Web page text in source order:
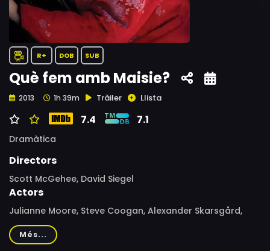
R+ DOB SUB
Què fem amb Maisie?
2013 1h 39m Tràiler Llista
7.4 7.1
Dramàtica
Directors
Scott McGehee, David Siegel
Actors
Julianne Moore, Steve Coogan, Alexander Skarsgård,
Joanna Vanderham, Onata Aprile, Diana García, Sadie
Rae, Jesse Stone Spadaccini, Amelia Campbell, Maddie
Més...